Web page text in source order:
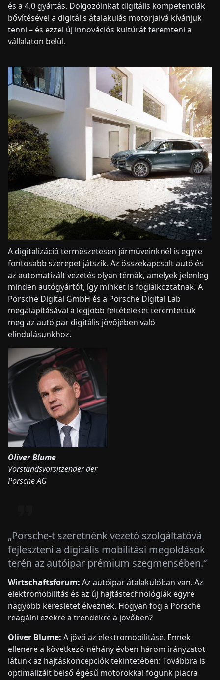
és a 4.0 gyártás. Dolgozóinkat digitális kompetenciák
bővítésével a digitális átalakulás motorjaivá kívánjuk
tenni – és ezzel új innovációs kultúrát teremteni a
vállalaton belül.
A digitalizáció természetesen járműveinknél is egyre
fontosabb szerepet játszik. Az összekapcsolt autó és
az automatizált vezetés olyan témák, amelyek jelenleg
minden autógyártót, így minket is foglalkoztatnak. A
Porsche Digital GmbH és a Porsche Digital Lab
megalapításával a legjobb feltételeket teremtettük
meg az autóipar digitális jövőjében való
elindulásunkhoz.
Oliver Blume
Vorstandsvorsitzender der
Porsche AG
„Porsche-t szeretnénk vezető szolgáltatóvá
fejleszteni a digitális mobilitási megoldások
terén az autóipar prémium szegmensében.“
Wirtschaftsforum: Az autóipar átalakulóban van. Az
elektromobilitás és az új hajtástechnológiák egyre
nagyobb keresletet élveznek. Hogyan fog a Porsche
reagálni ezekre a trendekre a jövőben?
Oliver Blume: A jövő az elektromobilitásé. Ennek
ellenére a következő néhány évben három irányzatot
látunk az hajtáskoncepciók tekintetében: Továbbra is
optimalizált belső égésű motorokkal fogunk piacra